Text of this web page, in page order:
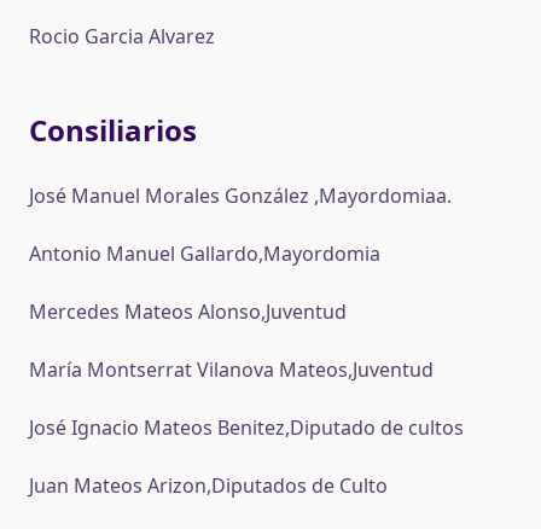
Rocio Garcia Alvarez
Consiliarios
José Manuel Morales González ,Mayordomiaa.
Antonio Manuel Gallardo,Mayordomia
Mercedes Mateos Alonso,Juventud
María Montserrat Vilanova Mateos,Juventud
José Ignacio Mateos Benitez,Diputado de cultos
Juan Mateos Arizon,Diputados de Culto